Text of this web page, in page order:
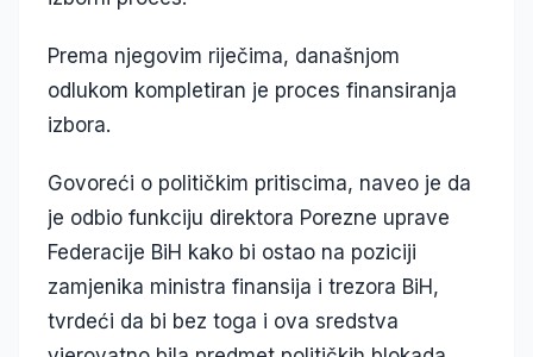
Prema njegovim riječima, današnjom
odlukom kompletiran je proces finansiranja
izbora.
Govoreći o političkim pritiscima, naveo je da
je odbio funkciju direktora Porezne uprave
Federacije BiH kako bi ostao na poziciji
zamjenika ministra finansija i trezora BiH,
tvrdeći da bi bez toga i ova sredstva